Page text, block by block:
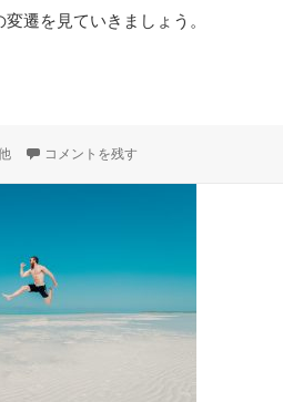
遷を見ていきましょう。
数
全国の医学部の数 に
コメントを残す